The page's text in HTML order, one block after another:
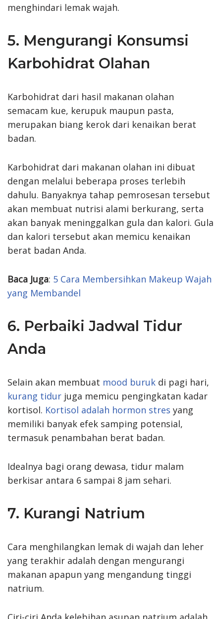
menghindari lemak wajah.
5. Mengurangi Konsumsi
Karbohidrat Olahan
Karbohidrat dari hasil makanan olahan
semacam kue, kerupuk maupun pasta,
merupakan biang kerok dari kenaikan berat
badan.
Karbohidrat dari makanan olahan ini dibuat
dengan melalui beberapa proses terlebih
dahulu. Banyaknya tahap pemrosesan tersebut
akan membuat nutrisi alami berkurang, serta
akan banyak meninggalkan gula dan kalori. Gula
dan kalori tersebut akan memicu kenaikan
berat badan Anda.
Baca Juga: 5 Cara Membersihkan Makeup Wajah
yang Membandel
6. Perbaiki Jadwal Tidur
Anda
Selain akan membuat mood buruk di pagi hari,
kurang tidur juga memicu pengingkatan kadar
kortisol. Kortisol adalah hormon stres yang
memiliki banyak efek samping potensial,
termasuk penambahan berat badan.
Idealnya bagi orang dewasa, tidur malam
berkisar antara 6 sampai 8 jam sehari.
7. Kurangi Natrium
Cara menghilangkan lemak di wajah dan leher
yang terakhir adalah dengan mengurangi
makanan apapun yang mengandung tinggi
natrium.